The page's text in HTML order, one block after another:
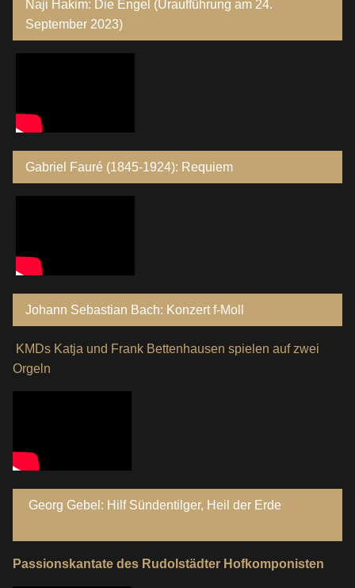
Naji Hakim: Die Engel (Uraufführung am 24.
September 2023)
Gabriel Fauré (1845-1924): Requiem
Johann Sebastian Bach: Konzert f-Moll
KMDs Katja und Frank Bettenhausen spielen auf zwei
Orgeln
Georg Gebel: Hilf Sündentilger, Heil der Erde
Passionskantate des Rudolstädter Hofkomponisten